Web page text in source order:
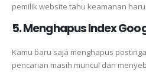
pemilik website tahu keamanan
5. Menghapus Index
Kamu baru saja menghapus
pencarian masih muncul dan